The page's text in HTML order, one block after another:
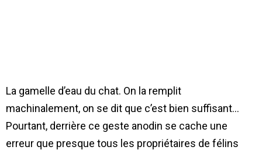
La gamelle d’eau du chat. On la remplit
machinalement, on se dit que c’est bien suffisant…
Pourtant, derrière ce geste anodin se cache une
erreur que presque tous les propriétaires de félins